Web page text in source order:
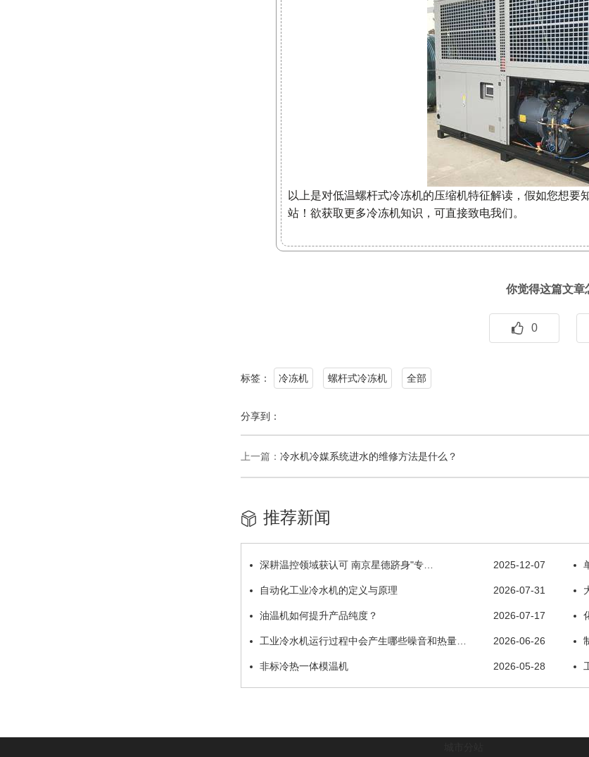
以上是对低温螺杆式冷冻机的压缩机特征解读，假如您想要
站！欲获取更多冷冻机知识，可直接致电我们。
你觉得这篇文章
0
标签： 冷冻机 螺杆式冷冻机 全部
分享到：
上一篇： 冷水机冷媒系统进水的维修方法是什么？
推荐新闻
2025-12-07
深耕温控领域获认可 南京星德跻身"专…
2026-07-31
自动化工业冷水机的定义与原理
2026-07-17
油温机如何提升产品纯度？
2026-06-26
工业冷水机运行过程中会产生哪些噪音和热量…
2026-05-28
非标冷热一体模温机